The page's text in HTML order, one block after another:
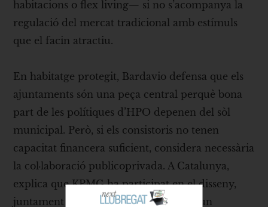
habitacions o flex living— si no s’acompanya la
regulació del mercat tradicional amb estímuls
que el facin atractiu.
En habitatge protegit, Bardavio defensa que els
ajuntaments són una peça central perquè bona
part de les polítiques d’HPO depenen del sòl
municipal. Però, si els consistoris no tenen
capacitat financera suficient, considera necessària
la col·laboració publicoprivada. A Catalunya,
explica que KPMG ha participat en el disseny,
juntament amb l’ICF i ajuntaments, d’un